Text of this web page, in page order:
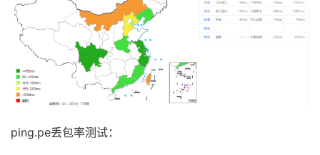
ping.pe丢包率测试：